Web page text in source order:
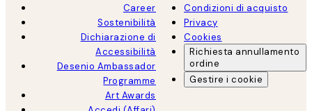
Career
Sostenibilità
Dichiarazione di
Accessibilità
Desenio Ambassador
Programme
Art Awards
Condizioni di acquisto
Privacy
Cookies
Richiesta annullamento
ordine
Gestire i cookie